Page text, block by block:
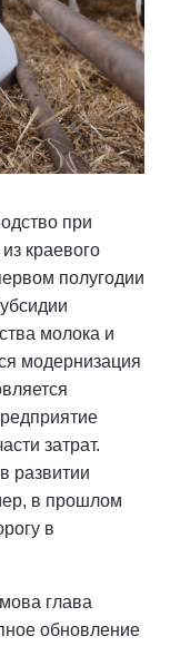
при
краевого
полугодии
молока и
модернизация
затрат.
развитии
в прошлом
в
глава
обновление